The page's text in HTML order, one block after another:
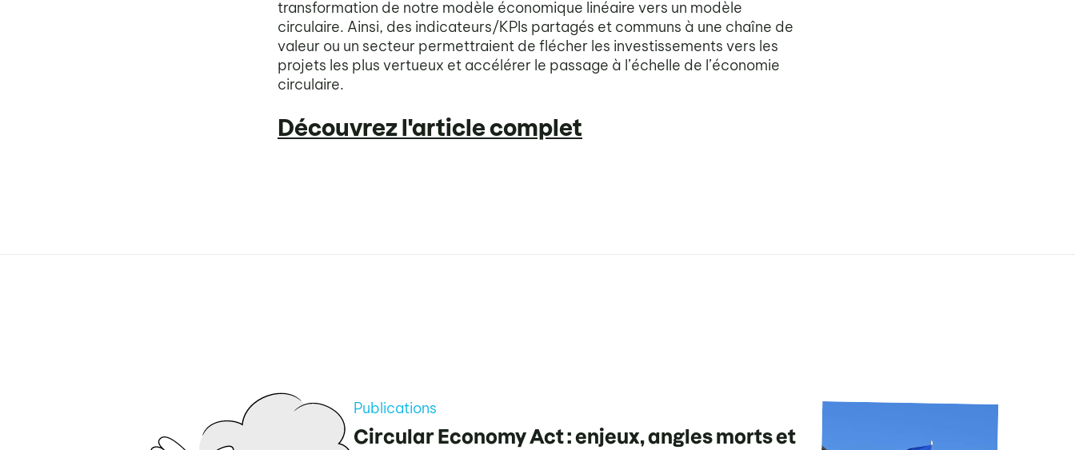
transformation de notre modèle économique linéaire vers un modèle
circulaire. Ainsi, des indicateurs/KPIs partagés et communs à une chaîne de
valeur ou un secteur permettraient de flécher les investissements vers les
projets les plus vertueux et accélérer le passage à l’échelle de l’économie
circulaire.
Découvrez l'article complet
Publications
Circular Economy Act : enjeux, angles morts et